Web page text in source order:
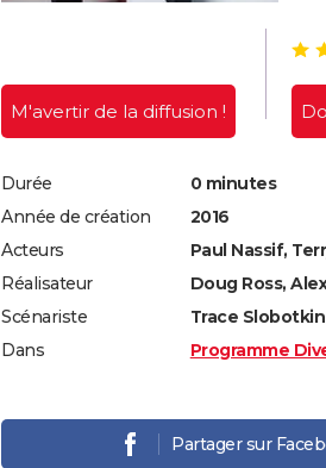
M'avertir de la diffusion !
Durée
0 minutes
Année de création
2016
Acteurs
Paul Nassif,
Réalisateur
Doug Ross,
Scénariste
Trace Slobotkin
Dans
Programme
Partager sur